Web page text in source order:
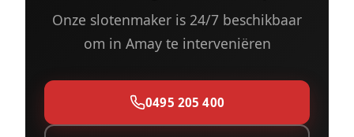
Onze slotenmaker is 24/7 beschikbaar
om in Amay te interveniëren
0495 205 400